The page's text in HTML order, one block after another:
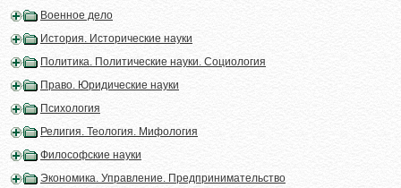
Военное дело
История. Исторические науки
Политика. Политические науки. Социология
Право. Юридические науки
Психология
Религия. Теология. Мифология
Философские науки
Экономика. Управление. Предпринимательство